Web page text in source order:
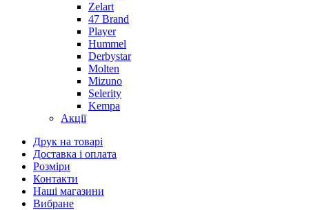
Zelart
47 Brand
Player
Hummel
Derbystar
Molten
Mizuno
Selerity
Kempa
Акції
Друк на товарі
Доставка і оплата
Розміри
Контакти
Наші магазини
Вибране